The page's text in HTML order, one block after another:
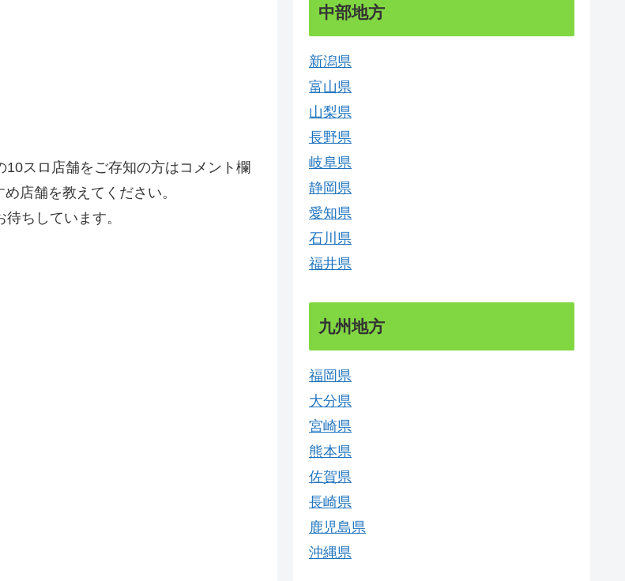
スロ店舗をご存知の方はコメント欄
店舗を教えてください。
ちしています。
中部地方
新潟県
富山県
山梨県
長野県
岐阜県
静岡県
愛知県
石川県
福井県
九州地方
福岡県
大分県
宮崎県
熊本県
佐賀県
長崎県
鹿児島県
沖縄県